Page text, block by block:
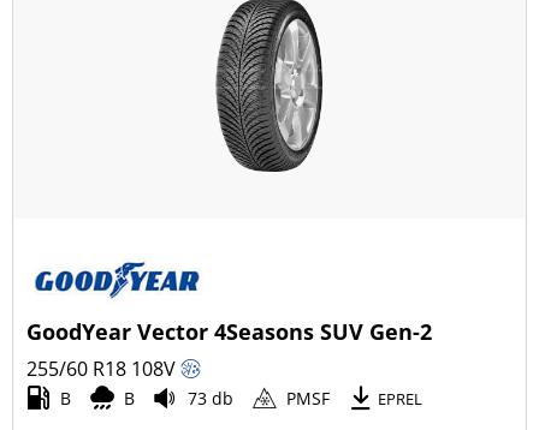
GoodYear Vector 4Seasons SUV Gen-2
255/60 R18 108V
B B 73 db PMSF EPREL